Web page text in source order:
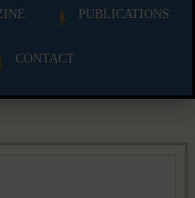
PUBLICATIONS
CONTACT